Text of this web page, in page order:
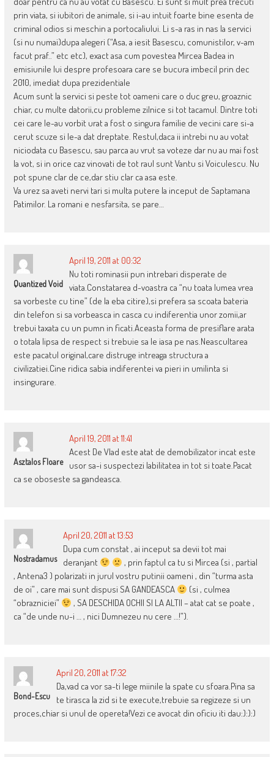
prin viata, si iubitori de animale, si i-au intuit foarte bine esenta de
criminal odios si meschin a portocaliului. Li s-a ras in nas la servici
(si nu numai)dupa alegeri (“Asa, a iesit Basescu, comunistilor, v-am
facut praf..” etc etc), exact asa cum povestea Mircea Badea in
emisiunile lui despre profesoara care se bucura imbecil prin dec
2010, imediat dupa prezidentiale
Acum sunt la servici si peste tot oameni care o duc greu, groaznic
chiar, cu multe datorii,cu probleme zilnice si tot tacamul. Dintre toti
cei care le-au vorbit urat a fost o singura familie de vecini care si-a
cerut scuze si le-a dat dreptate. Restul,daca ii intrebi nu au votat
niciodata cu Basescu, sau parca au vrut sa voteze dar nu au mai fost
la vot, si in orice caz vinovati de tot raul sunt Vantu si Voiculescu. Nu
pot spune clar de ce,dar stiu clar ca asa este.
Va urez sa aveti nervi tari si multa putere la inceput de Saptamana
Patimilor. La romani e nesfarsita, se pare…
Quantized Void
April 19, 2011 at 00:32
Nu toti rominasii pun intrebari disperate de
viata.Constatarea d-voastra ca “nu toata lumea vrea
sa vorbeste cu tine” (de la eba citire),si prefera sa scoata bateria
din telefon si sa vorbeasca in casca cu indiferentia unor zomii,ar
trebui taxata cu un pumn in ficati.Aceasta forma de presiflare arata
o totala lipsa de respect si trebuie sa le iasa pe nas.Neascultarea
este pacatul original,care distruge intreaga structura a
civilizatiei.Cine ridica sabia indiferentei va pieri in umilinta si
insingurare.
Asztalos Floare
April 19, 2011 at 11:41
Acest De Vlad este atat de demobilizator incat este
usor sa-i suspectezi labilitatea in tot si toate.Pacat
ca se oboseste sa gandeasca.
Nostradamus
April 20, 2011 at 13:53
Dupa cum constat , ai inceput sa devii tot mai
deranjant
, prin faptul ca tu si Mircea (si , partial
, Antena3 ) polarizati in jurul vostru putinii oameni , din “turma asta
de oi” , care mai sunt dispusi SA GANDEASCA
(si , culmea
“obrazniciei”
, SA DESCHIDA OCHII SI LA ALTII – atat cat se poate ,
ca “de unde nu-i … , nici Dumnezeu nu cere …!”).
Bond-Escu
April 20, 2011 at 17:32
Da,vad ca vor sa-ti lege miinile la spate cu sfoara.Pina sa
te tirasca la zid si te execute,trebuie sa regizeze si un
proces,chiar si unul de opereta!Vezi ce avocat din oficiu iti dau:):):)